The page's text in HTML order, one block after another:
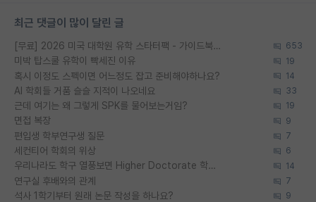
최근 댓글이 많이 달린 글
[무료] 2026 미국 대학원 유학 스타터팩 - 가이드북 & 합격자 컨택메일 템플릿 653
미박 탑스쿨 유학이 빡세진 이유 19
혹시 이정도 스펙이면 어느정도 잡고 준비해야하나요? 14
AI 학회들 거품 슬슬 지적이 나오네요 33
근데 여기는 왜 그렇게 SPK를 물어보는거임? 19
면접 복장 9
편입생 학부연구생 질문 7
세컨티어 학회의 위상 6
우리나라도 학구 열풍보면 Higher Doctorate 학위가 필요하다고 봅니다. 14
연구실 후배와의 관계 7
석사 1학기부터 원래 논문 작성을 하나요? 9